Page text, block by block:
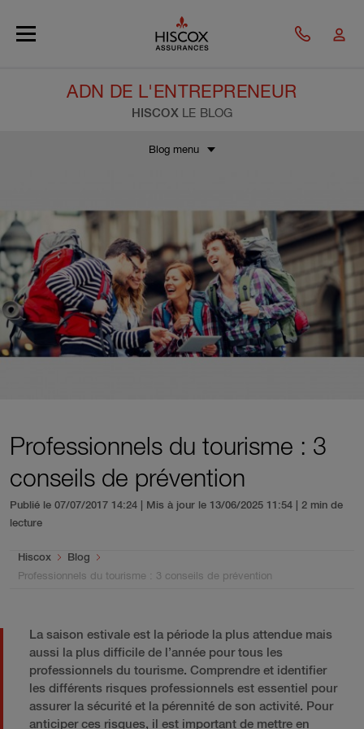
ADN DE L'ENTREPRENEUR
HISCOX LE BLOG
Blog menu
Professionnels du tourisme : 3
conseils de prévention
Publié le 07/07/2017 14:24 | Mis à jour le 13/06/2025 11:54
| 2 min de
lecture
You are here:
Hiscox
Blog
Professionnels du tourisme : 3 conseils de prévention
La saison estivale est la période la plus attendue mais
aussi la plus difficile de l’année pour tous les
professionnels du tourisme. Comprendre et identifier
les différents risques professionnels est essentiel pour
assurer la sécurité et la pérennité de son activité. Pour
anticiper ces risques, il est important de mettre en